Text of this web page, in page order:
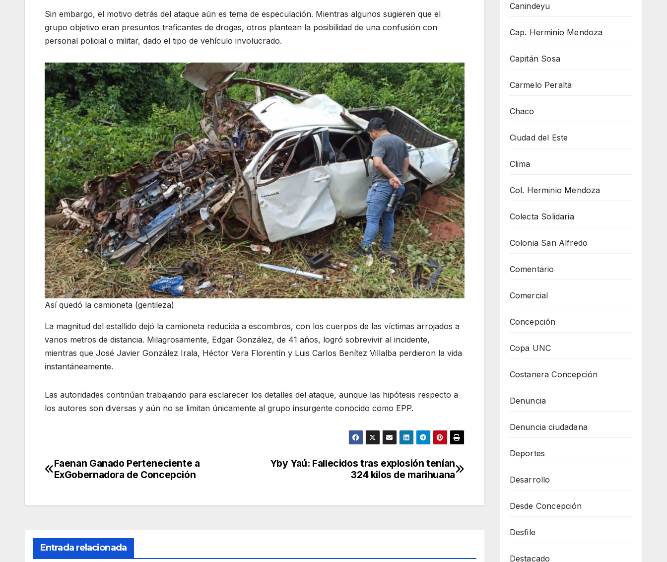
Sin embargo, el motivo detrás del ataque aún es tema de especulación. Mientras algunos sugieren que el
grupo objetivo eran presuntos traficantes de drogas, otros plantean la posibilidad de una confusión con
personal policial o militar, dado el tipo de vehículo involucrado.
Así quedó la camioneta (gentileza)
La magnitud del estallido dejó la camioneta reducida a escombros, con los cuerpos de las víctimas arrojados a
varios metros de distancia. Milagrosamente, Edgar González, de 41 años, logró sobrevivir al incidente,
mientras que José Javier González Irala, Héctor Vera Florentín y Luis Carlos Benítez Villalba perdieron la vida
instantáneamente.
Las autoridades continúan trabajando para esclarecer los detalles del ataque, aunque las hipótesis respecto a
los autores son diversas y aún no se limitan únicamente al grupo insurgente conocido como EPP.
Navegación
entradas
Yby Yaú: Fallecidos tras explosión tenían
324 kilos de marihuana
Faenan Ganado Perteneciente a
ExGobernadora de Concepción
Entrada relacionada
Canindeyu
Cap. Herminio Mendoza
Capitán Sosa
Carmelo Peralta
Chaco
Ciudad del Este
Clima
Col. Herminio Mendoza
Colecta Solidaria
Colonia San Alfredo
Comentario
Comercial
Concepción
Copa UNC
Costanera Concepción
Denuncia
Denuncia ciudadana
Deportes
Desarrollo
Desde Concepción
Desfile
Destacado